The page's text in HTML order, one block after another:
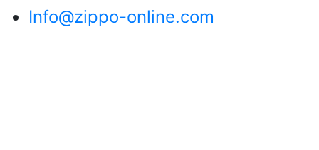
Info@zippo-online.com